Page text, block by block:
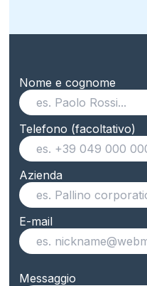
Nome e cognome
Telefono (facoltativo)
Azienda
E-mail
Messaggio